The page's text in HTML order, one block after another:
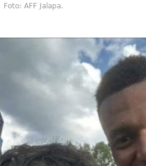
Foto: AFF Jalapa.